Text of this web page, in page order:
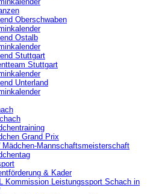
Oberschwaben
Ostalb
Stuttgart
Stuttgart
Unterland
Grand Prix
Mädchen-Mannschaftsmeisterschaft
& Kader
Kommission Leistungssport Schach in